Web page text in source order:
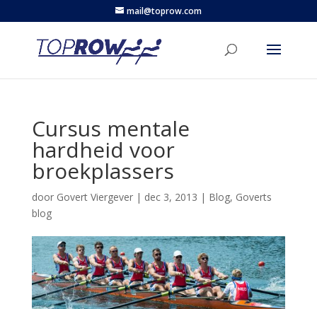
mail@toprow.com
Cursus mentale
hardheid voor
broekplassers
door Govert Viergever| dec 3, 2013 | Blog, Goverts
blog